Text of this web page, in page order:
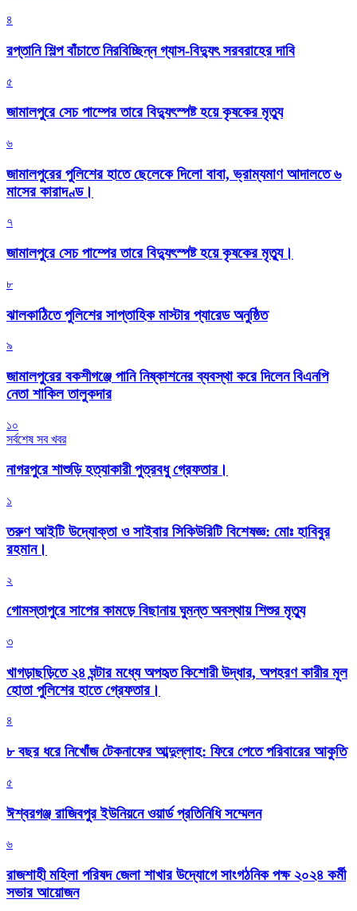
৪
রপ্তানি শিল্প বাঁচাতে নিরবিচ্ছিন্ন গ্যাস-বিদ্যুৎ সরবরাহের দাবি
৫
জামালপুরে সেচ পাম্পের তারে বিদ্যুৎস্পষ্ট হয়ে কৃষকের মৃত্যু
৬
জামালপুরের পুলিশের হাতে ছেলেকে দিলো বাবা, ভ্রাম্যমাণ আদালতে ৬
মাসের কারাদণ্ড।
৭
জামালপুরে সেচ পাম্পের তারে বিদ্যুৎস্পষ্ট হয়ে কৃষকের মৃত্যু।
৮
‎ঝালকাঠিতে পুলিশের সাপ্তাহিক মাস্টার প্যারেড অনুষ্ঠিত
৯
জামালপুরের বকশীগঞ্জে পানি নিষ্কাশনের ব্যবস্থা করে দিলেন বিএনপি
নেতা শাকিল তালুকদার
১০
সর্বশেষ সব খবর
নাগরপুরে শাশুড়ি হত্যাকারী পুত্রবধু গ্রেফতার।
১
তরুণ আইটি উদ্যোক্তা ও সাইবার সিকিউরিটি বিশেষজ্ঞ: মোঃ হাবিবুর
রহমান।
২
গোমস্তাপুরে সাপের কামড়ে বিছানায় ঘুমন্ত অবস্থায় শিশুর মৃত্যু
৩
খাগড়াছড়িতে ২৪ ঘন্টার মধ্যে অপহৃত কিশোরী উদ্ধার, অপহরণ কারীর মূল
হোতা পুলিশের হাতে গ্রেফতার।
৪
৮ বছর ধরে নিখোঁজ টেকনাফের আব্দুল্লাহ: ফিরে পেতে পরিবারের আকুতি
৫
ঈশ্বরগঞ্জ রাজিবপুর ইউনিয়নে ওয়ার্ড প্রতিনিধি সম্মেলন
৬
রাজশাহী মহিলা পরিষদ জেলা শাখার উদ্যোগে সাংগঠনিক পক্ষ ২০২৪ কর্মী
সভার আয়োজন